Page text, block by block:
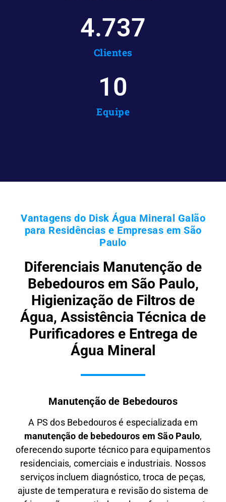
Clientes
4.737
Equipe
10
Vantagens do Disk Água Mineral Galão
para Residências e Empresas em São
Paulo
Diferenciais Manutenção de
Bebedouros em São Paulo,
Higienização de Filtros de
Água, Assistência Técnica de
Purificadores e Entrega de
Água Mineral
Manutenção de Bebedouros
A PS dos Bebedouros é especializada em
manutenção de bebedouros em São Paulo,
oferecendo suporte técnico para equipamentos
residenciais, comerciais e industriais. Nossos
serviços incluem diagnóstico, troca de peças,
ajuste de temperatura e revisão do sistema de